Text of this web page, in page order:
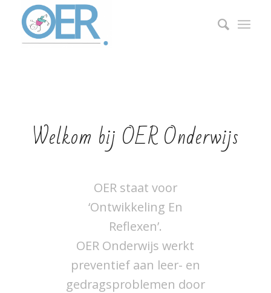
Welkom bij OER Onderwijs
OER staat voor
‘Ontwikkeling En
Reflexen’.
OER Onderwijs werkt
preventief aan leer- en
gedragsproblemen door